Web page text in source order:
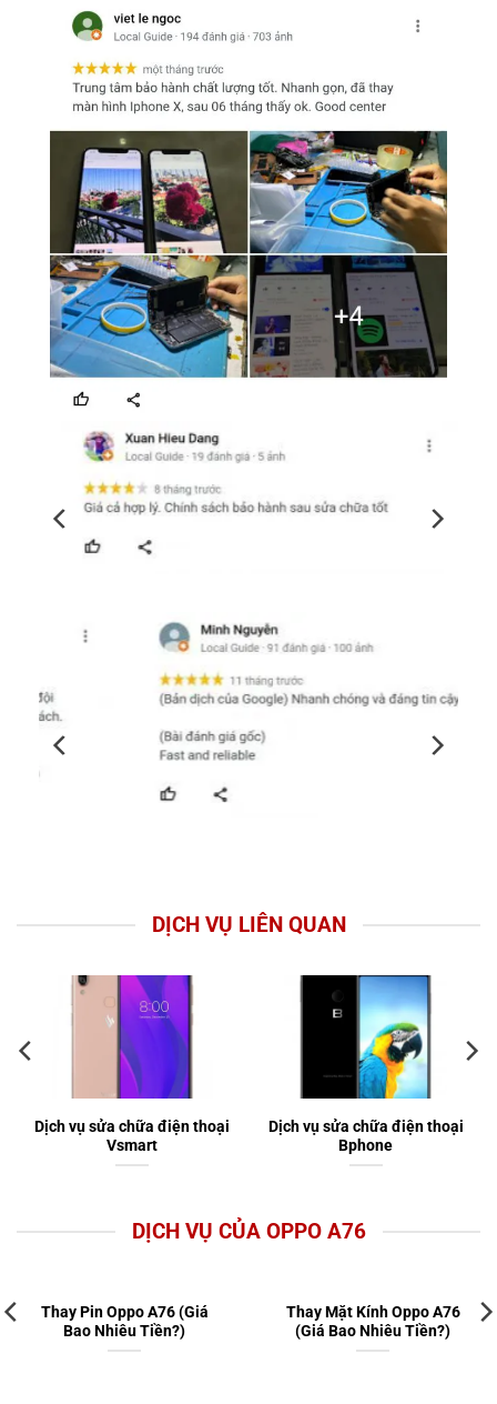
DỊCH VỤ LIÊN QUAN
Dịch vụ sửa chữa điện thoại
Vsmart
Dịch vụ sửa chữa điện thoại
Bphone
DỊCH VỤ CỦA OPPO A76
Thay Pin Oppo A76 (Giá
Bao Nhiêu Tiền?)
Thay Mặt Kính Oppo A76
(Giá Bao Nhiêu Tiền?)